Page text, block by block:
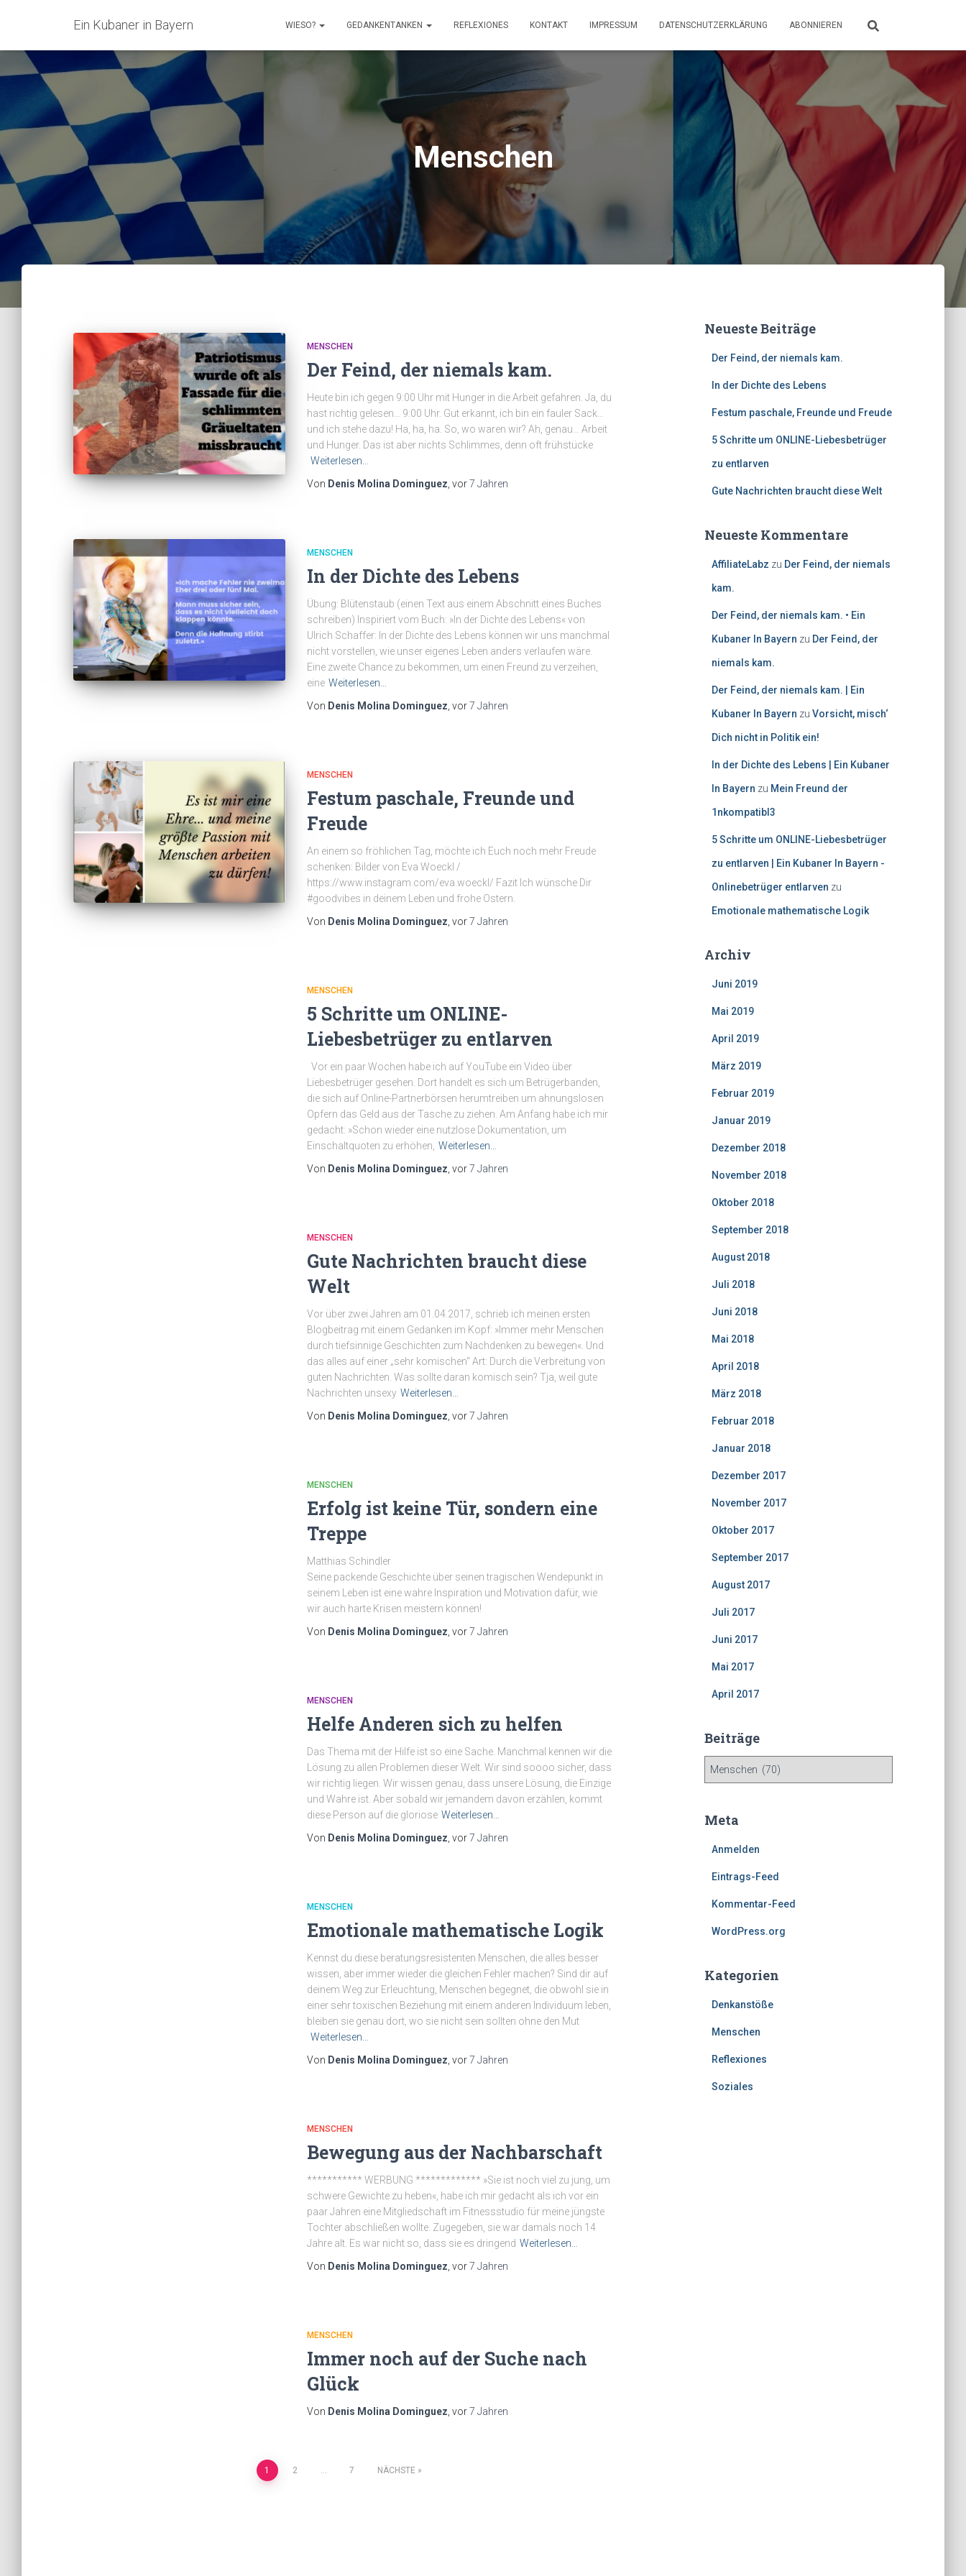
Ein Kubaner in Bayern WIESO? GEDANKENTANKEN REFLEXIONES KONTAKT IMPRESSUM DATENSCHUTZERKLÄRUNG ABONNIEREN
Menschen
MENSCHEN
Der Feind, der niemals kam.
Heute bin ich gegen 9:00 Uhr mit Hunger in die Arbeit gefahren. Ja, du
hast richtig gelesen… 9:00 Uhr. Gut erkannt, ich bin ein fauler Sack…
und ich stehe dazu! Ha, ha, ha. So, wo waren wir? Ah, genau… Arbeit
und Hunger. Das ist aber nichts Schlimmes, denn oft frühstücke
Weiterlesen…
Von Denis Molina Dominguez , vor7 Jahren
MENSCHEN
In der Dichte des Lebens
Übung: Blütenstaub (einen Text aus einem Abschnitt eines Buches
schreiben) Inspiriert vom Buch: »In der Dichte des Lebens« von
Ulrich Schaffer: In der Dichte des Lebens können wir uns manchmal
nicht vorstellen, wie unser eigenes Leben anders verlaufen wäre.
Eine zweite Chance zu bekommen, um einen Freund zu verzeihen,
eine Weiterlesen…
Von Denis Molina Dominguez , vor7 Jahren
MENSCHEN
Festum paschale, Freunde und
Freude
An einem so fröhlichen Tag, möchte ich Euch noch mehr Freude
schenken: Bilder von Eva Woeckl /
https://www.instagram.com/eva.woeckl/ Fazit Ich wünsche Dir
#goodvibes in deinem Leben und frohe Ostern.
Von Denis Molina Dominguez , vor7 Jahren
MENSCHEN
5 Schritte um ONLINE-
Liebesbetrüger zu entlarven
Vor ein paar Wochen habe ich auf YouTube ein Video über
Liebesbetrüger gesehen. Dort handelt es sich um Betrügerbanden,
die sich auf Online-Partnerbörsen herumtreiben um ahnungslosen
Opfern das Geld aus der Tasche zu ziehen. Am Anfang habe ich mir
gedacht: »Schon wieder eine nutzlose Dokumentation, um
Einschaltquoten zu erhöhen, Weiterlesen…
Von Denis Molina Dominguez , vor7 Jahren
MENSCHEN
Gute Nachrichten braucht diese
Welt
Vor über zwei Jahren am 01.04.2017, schrieb ich meinen ersten
Blogbeitrag mit einem Gedanken im Kopf: »Immer mehr Menschen
durch tiefsinnige Geschichten zum Nachdenken zu bewegen«. Und
das alles auf einer „sehr komischen“ Art: Durch die Verbreitung von
guten Nachrichten. Was sollte daran komisch sein? Tja, weil gute
Nachrichten unsexy Weiterlesen…
Von Denis Molina Dominguez , vor7 Jahren
MENSCHEN
Erfolg ist keine Tür, sondern eine
Treppe
Matthias Schindler
Seine packende Geschichte über seinen tragischen Wendepunkt in
seinem Leben ist eine wahre Inspiration und Motivation dafür, wie
wir auch harte Krisen meistern können!
Von Denis Molina Dominguez , vor7 Jahren
MENSCHEN
Helfe Anderen sich zu helfen
Das Thema mit der Hilfe ist so eine Sache. Manchmal kennen wir die
Lösung zu allen Problemen dieser Welt. Wir sind soooo sicher, dass
wir richtig liegen. Wir wissen genau, dass unsere Lösung, die Einzige
und Wahre ist. Aber sobald wir jemandem davon erzählen, kommt
diese Person auf die gloriose Weiterlesen…
Von Denis Molina Dominguez , vor7 Jahren
MENSCHEN
Emotionale mathematische Logik
Kennst du diese beratungsresistenten Menschen, die alles besser
wissen, aber immer wieder die gleichen Fehler machen? Sind dir auf
deinem Weg zur Erleuchtung, Menschen begegnet, die obwohl sie in
einer sehr toxischen Beziehung mit einem anderen Individuum leben,
bleiben sie genau dort, wo sie nicht sein sollten ohne den Mut
Weiterlesen…
Von Denis Molina Dominguez , vor7 Jahren
MENSCHEN
Bewegung aus der Nachbarschaft
*********** WERBUNG ************* »Sie ist noch viel zu jung, um
schwere Gewichte zu heben«, habe ich mir gedacht als ich vor ein
paar Jahren eine Mitgliedschaft im Fitnessstudio für meine jüngste
Tochter abschließen wollte. Zugegeben, sie war damals noch 14
Jahre alt. Es war nicht so, dass sie es dringend Weiterlesen…
Von Denis Molina Dominguez , vor7 Jahren
MENSCHEN
Immer noch auf der Suche nach
Glück
Von Denis Molina Dominguez , vor7 Jahren
Beitragsnavigation
1 2 … 7 NÄCHSTE
Neueste Beiträge
Der Feind, der niemals kam.
In der Dichte des Lebens
Festum paschale, Freunde und Freude
5 Schritte um ONLINE-Liebesbetrüger
zu entlarven
Gute Nachrichten braucht diese Welt
Neueste Kommentare
AffiliateLabz zu Der Feind, der niemals
kam.
Der Feind, der niemals kam. • Ein
Kubaner In Bayern zu Der Feind, der
niemals kam.
Der Feind, der niemals kam. | Ein
Kubaner In Bayern zu Vorsicht, misch‘
Dich nicht in Politik ein!
In der Dichte des Lebens | Ein Kubaner
In Bayern zu Mein Freund der
1nkompatibl3
5 Schritte um ONLINE-Liebesbetrüger
zu entlarven | Ein Kubaner In Bayern -
Onlinebetrüger entlarven zu
Emotionale mathematische Logik
Archiv
Juni 2019
Mai 2019
April 2019
März 2019
Februar 2019
Januar 2019
Dezember 2018
November 2018
Oktober 2018
September 2018
August 2018
Juli 2018
Juni 2018
Mai 2018
April 2018
März 2018
Februar 2018
Januar 2018
Dezember 2017
November 2017
Oktober 2017
September 2017
August 2017
Juli 2017
Juni 2017
Mai 2017
April 2017
Beiträge
rMeta
Anmelden
Eintrags-Feed
Kommentar-Feed
WordPress.org
Kategorien
Denkanstöße
Menschen
Reflexiones
Soziales